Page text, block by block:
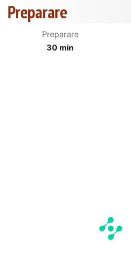
Preparare
Preparare
30 min